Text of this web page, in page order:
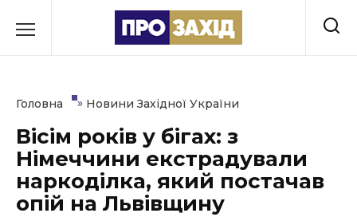
до
Культура
Освіта
Головна » Новини Західної України
Вісім років у бігах: з
Німеччини екстрадували
наркоділка, який постачав
опій на Львівщину